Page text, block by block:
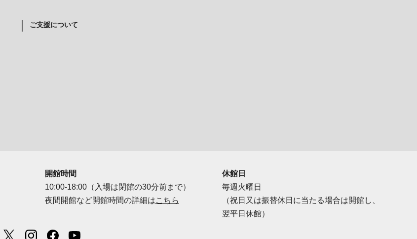
ご支援について
開館時間
10:00-18:00（入場は閉館の30分前まで）
夜間開館など開館時間の詳細はこちら
休館日
毎週火曜日
（祝日又は振替休日に当たる場合は開館し、
翌平日休館）